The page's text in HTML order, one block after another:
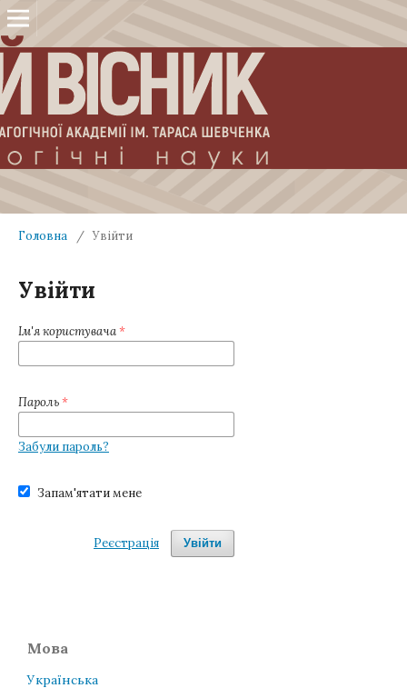
Головна / Увійти
Увійти
Ім'я користувача*
Пароль*
Забули пароль?
Запам'ятати мене
Увійти
Реєстрація
Мова
Українська